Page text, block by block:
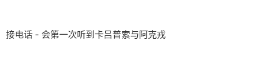
接电话 - 会第一次听到卡吕普索与阿克戎